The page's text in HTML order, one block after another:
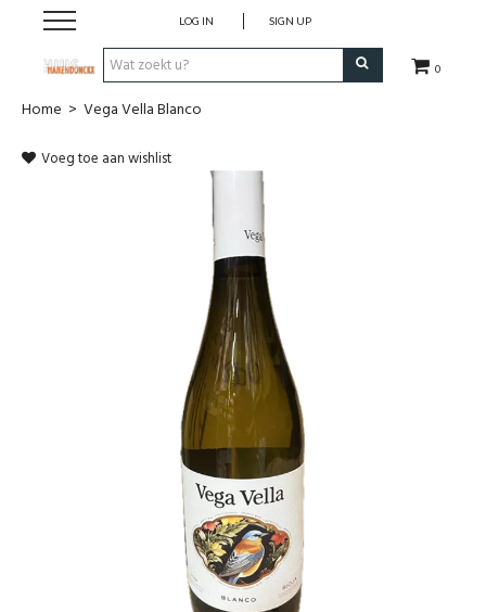
0
LOG IN SIGN UP
Wijnen
Alcoholvrije dranken
Home > Vega Vella Blanco
Voeg toe aan wishlist